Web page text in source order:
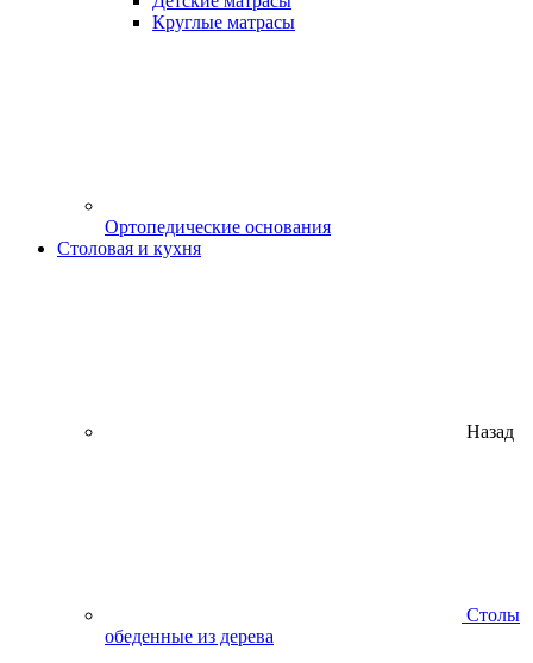
Круглые матрасы
Ортопедические основания
Столовая и кухня
Назад
Столы
обеденные из дерева